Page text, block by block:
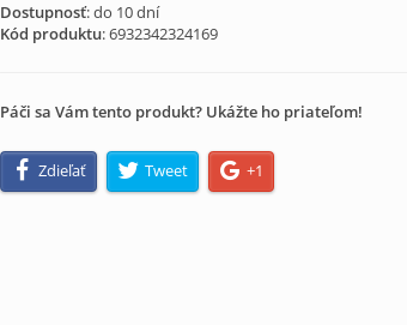
Dostupnosť: do 10 dní
Kód produktu:6932342324169
Páči sa Vám tento produkt? Ukážte ho priateľom!
Zdieľať Tweet +1